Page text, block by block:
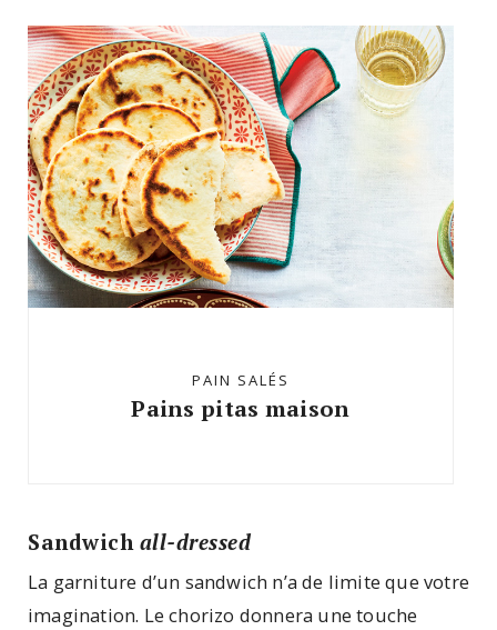
PAIN SALÉS
Pains pitas maison
Sandwich all-dressed
La garniture d’un sandwich n’a de limite que votre
imagination. Le chorizo donnera une touche